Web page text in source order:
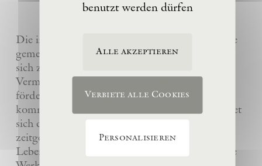
Die im Jahre 2017 von Anselm Kiefer gegründete
gemeinnützige Eschaton –Kunststiftung hat es
sich zur Aufgabe gemacht, das künstlerische
Vermächtnis ihres Gründers Anselm Kiefer zu
fördern und sein Atelier La Ribaute für
kommende Generationen zu erhalten. Sie widmet
sich dem Verständnis und der Wertschätzung
zeitgenössischer Kunst, insbesondere des
Lebenswerks von Anselm Kiefer, indem sie seine
benutzt werden dürfen
Alle akzeptieren
Verbiete alle Cookies
Personalisieren